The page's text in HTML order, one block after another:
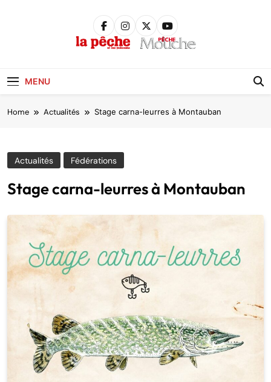
MENU
Home Actualités Stage carna-leurres à Montauban
Actualités Fédérations
Stage carna-leurres à Montauban